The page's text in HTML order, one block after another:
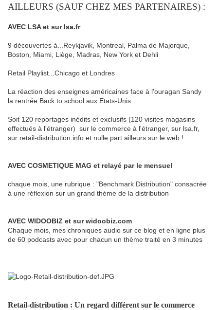
AILLEURS (SAUF CHEZ MES PARTENAIRES) :
AVEC LSA et sur lsa.fr
9 découvertes à...Reykjavik, Montreal, Palma de Majorque,
Boston, Miami, Liège, Madras, New York et Dehli
Retail Playlist...Chicago et Londres
La réaction des enseignes américaines face à l'ouragan Sandy
la rentrée Back to school aux Etats-Unis
Soit 120 reportages inédits et exclusifs (120 visites magasins
effectués à l'étranger) sur le commerce à l'étranger, sur lsa.fr,
sur retail-distribution.info et nulle part ailleurs sur le web !
AVEC COSMETIQUE MAG et relayé par le mensuel
chaque mois, une rubrique : "Benchmark Distribution" consacrée
à une réflexion sur un grand thème de la distribution
AVEC WIDOOBIZ et sur widoobiz.com
Chaque mois, mes chroniques audio sur ce blog et en ligne plus
de 60 podcasts avec pour chacun un thème traité en 3 minutes
Retail-distribution : Un regard différent sur le commerce